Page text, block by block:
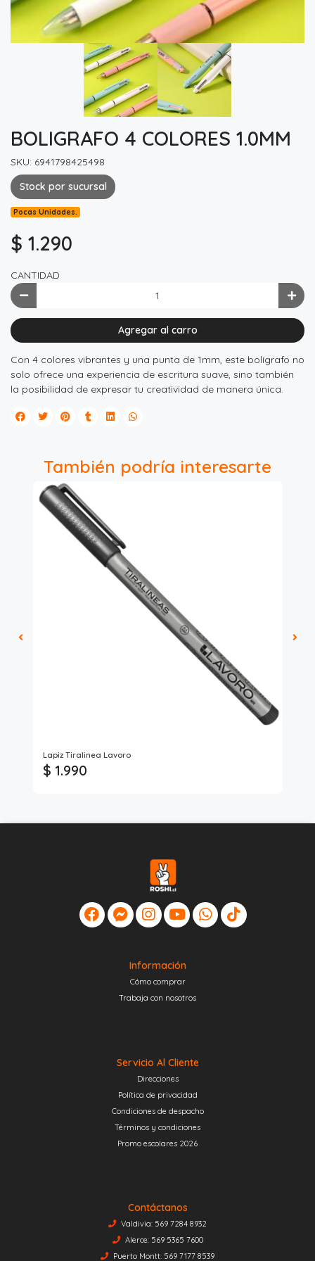
BOLIGRAFO 4 COLORES 1.0MM
SKU: 6941798425498
Stock por sucursal
Pocas Unidades.
$ 1.290
CANTIDAD
Agregar al carro
Con 4 colores vibrantes y una punta de 1mm, este bolígrafo no
solo ofrece una experiencia de escritura suave, sino también
la posibilidad de expresar tu creatividad de manera única.
También podría interesarte
Lapiz Tiralinea Lavoro
$ 1.990
Información
Cómo comprar
Trabaja con nosotros
Servicio Al Cliente
Direcciones
Política de privacidad
Condiciones de despacho
Términos y condiciones
Promo escolares 2026
Contáctanos
Valdivia: 569 7284 8932
Alerce: 569 5365 7600
Puerto Montt: 569 7177 8539